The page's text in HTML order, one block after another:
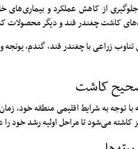
از کاهش عملکرد و
چغندر قند و دیگر محصولات کشاورزی در یک
تناوب زراعی با چغندر قند، گندم،
کاشت
توجه به شرایط اقلیمی منطقه خود،
کاشته می‌شود تا مراحل اولیه رشد خود